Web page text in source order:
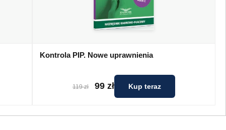
Kontrola PIP. Nowe uprawnienia
119 zł 99 zł Kup teraz